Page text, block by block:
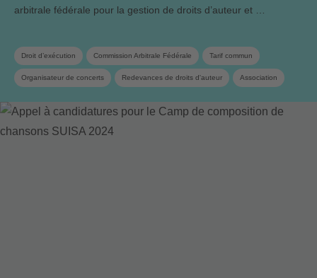
arbitrale fédérale pour la gestion de droits d’auteur et …
Droit d’exécution Commission Arbitrale Fédérale Tarif commun
Organisateur de concerts Redevances de droits d'auteur Association